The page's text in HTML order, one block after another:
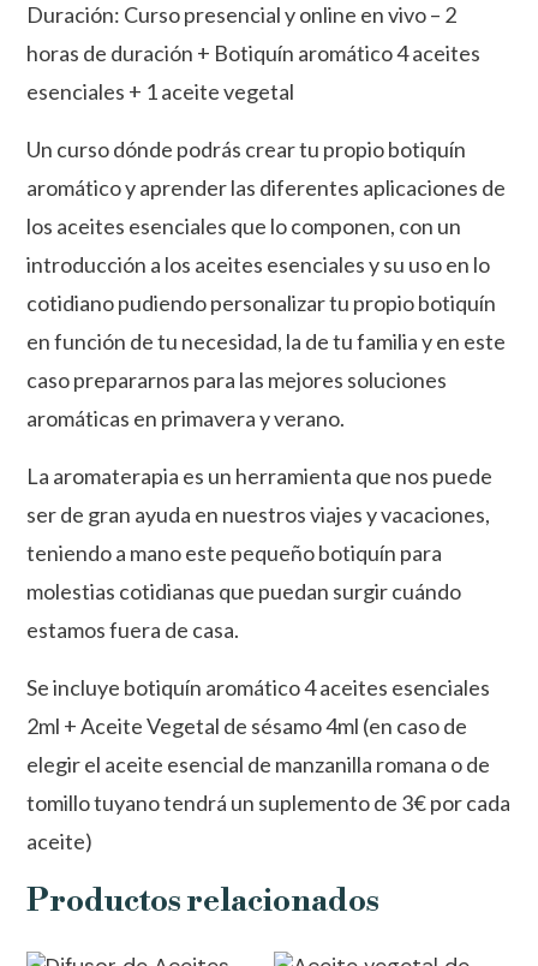
online
en
+
cantidad
Duración: Curso presencial y online en vivo – 2
horas de duración + Botiquín aromático 4 aceites
esenciales + 1 aceite vegetal
Un curso dónde podrás crear tu propio botiquín
aromático y aprender las diferentes aplicaciones de
los aceites esenciales que lo componen, con un
introducción a los aceites esenciales y su uso en lo
cotidiano pudiendo personalizar tu propio botiquín
en función de tu necesidad, la de tu familia y en este
caso prepararnos para las mejores soluciones
aromáticas en primavera y verano.
La aromaterapia es un herramienta que nos puede
ser de gran ayuda en nuestros viajes y vacaciones,
teniendo a mano este pequeño botiquín para
molestias cotidianas que puedan surgir cuándo
estamos fuera de casa.
Se incluye botiquín aromático 4 aceites esenciales
2ml + Aceite Vegetal de sésamo 4ml (en caso de
elegir el aceite esencial de manzanilla romana o de
tomillo tuyano tendrá un suplemento de 3€ por cada
aceite)
Productos relacionados